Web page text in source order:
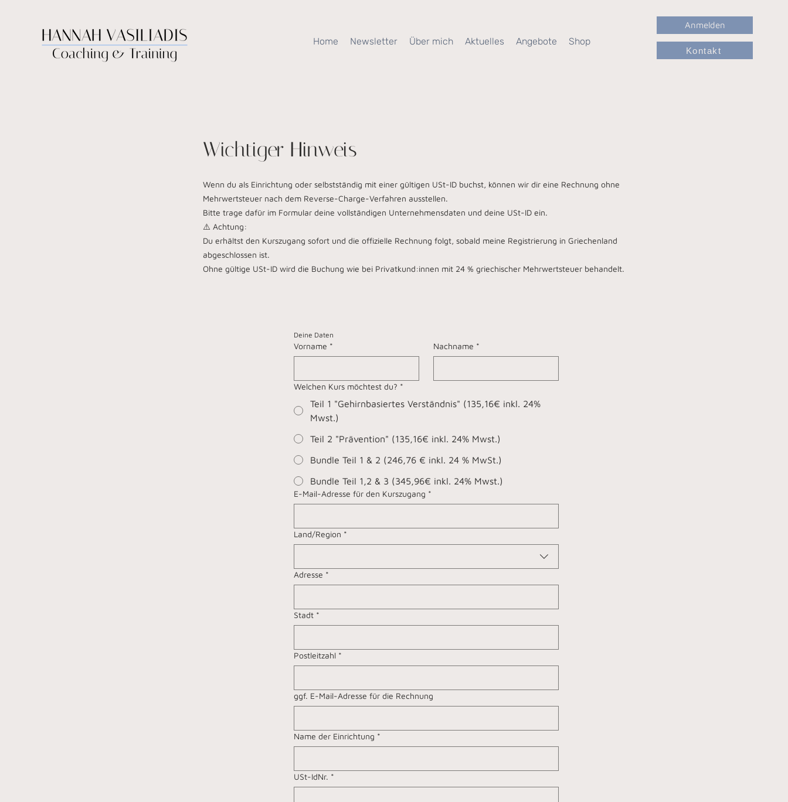
Home Newsletter Über mich Aktuelles Angebote Shop
Anmelden
Kontakt
Wichtiger Hinweis
Wenn du als Einrichtung oder selbstständig mit einer gültigen USt-ID buchst, können wir dir eine Rechnung ohne
Mehrwertsteuer nach dem Reverse-Charge-Verfahren ausstellen.
Bitte trage dafür im Formular deine vollständigen Unternehmensdaten und deine USt-ID ein.
⚠️ Achtung:
Du erhältst den Kurszugang sofort und die offizielle Rechnung folgt, sobald meine Registrierung in Griechenland
abgeschlossen ist.
Ohne gültige USt-ID wird die Buchung wie bei Privatkund:innen mit 24 % griechischer Mehrwertsteuer behandelt.
Deine Daten
Vorname * Nachname *
Welchen Kurs möchtest du? *
Teil 1 "Gehirnbasiertes Verständnis" (135,16€ inkl. 24%
Mwst.)
Teil 2 "Prävention" (135,16€ inkl. 24% Mwst.)
Bundle Teil 1 & 2 (246,76 € inkl. 24 % MwSt.)
Bundle Teil 1,2 & 3 (345,96€ inkl. 24% Mwst.)
E-Mail-Adresse für den Kurszugang *
Rechnungsadresse
Land/Region *
Adresse *
Stadt *
Postleitzahl *
ggf. E-Mail-Adresse für die Rechnung
Name der Einrichtung *
USt-IdNr. *